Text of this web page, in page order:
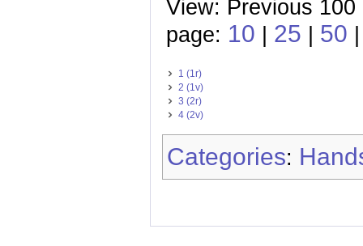
View: Previous
page: 10 25 50
1 (1r)
2 (1v)
3 (2r)
4 (2v)
Categories: